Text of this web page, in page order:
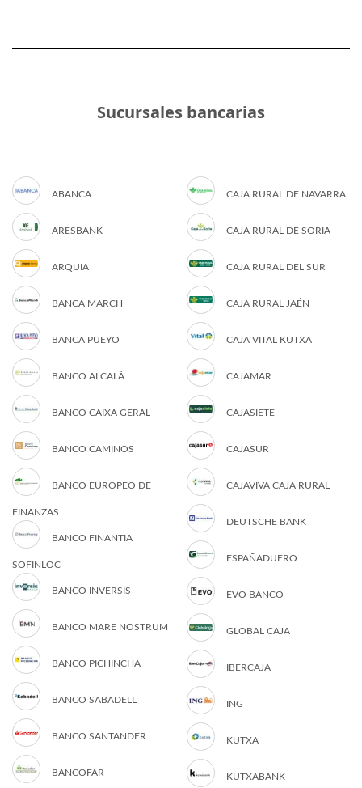
Sucursales bancarias
ABANCA
ARESBANK
ARQUIA
BANCA MARCH
BANCA PUEYO
BANCO ALCALÁ
BANCO CAIXA GERAL
BANCO CAMINOS
BANCO EUROPEO DE
FINANZAS
BANCO FINANTIA
SOFINLOC
BANCO INVERSIS
BANCO MARE NOSTRUM
BANCO PICHINCHA
BANCO SABADELL
BANCO SANTANDER
BANCOFAR
CAJA RURAL DE NAVARRA
CAJA RURAL DE SORIA
CAJA RURAL DEL SUR
CAJA RURAL JAÉN
CAJA VITAL KUTXA
CAJAMAR
CAJASIETE
CAJASUR
CAJAVIVA CAJA RURAL
DEUTSCHE BANK
ESPAÑADUERO
EVO BANCO
GLOBAL CAJA
IBERCAJA
ING
KUTXA
KUTXABANK